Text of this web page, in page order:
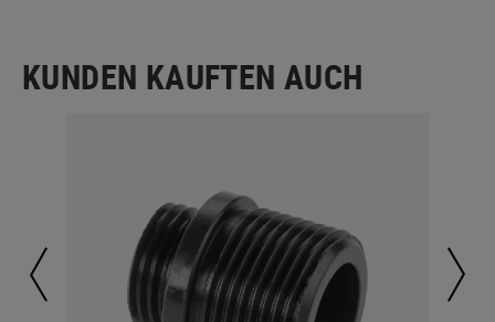
KUNDEN KAUFTEN AUCH